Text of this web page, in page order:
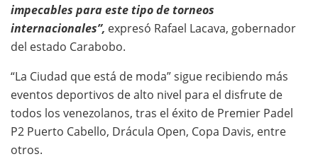
impecables para este tipo de torneos
internacionales”, expresó Rafael Lacava, gobernador
del estado Carabobo.
“La Ciudad que está de moda” sigue recibiendo más
eventos deportivos de alto nivel para el disfrute de
todos los venezolanos, tras el éxito de Premier Padel
P2 Puerto Cabello, Drácula Open, Copa Davis, entre
otros.